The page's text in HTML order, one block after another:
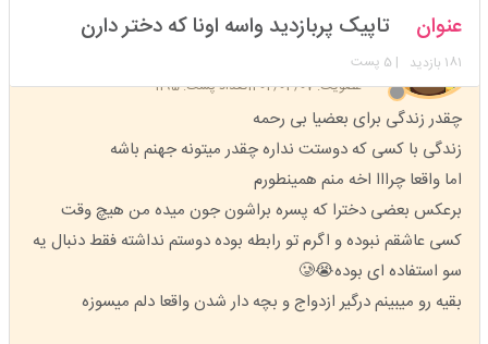
آیدامحمدی1356
عضویت: 1402/03/07 تعداد پست: 1195
عنوان تاپیک پربازدید واسه اونا که دختر دارن
181 بازدید | 5 پست
چقدر زندگی برای بعضیا بی رحمه
زندگی با کسی که دوستت نداره چقدر میتونه جهنم باشه
اما واقعا چرااا اخه منم همینطورم
برعکس بعضی دخترا که پسره براشون جون میده من هیچ وقت
کسی عاشقم نبوده و اگرم تو رابطه بوده دوستم نداشته فقط دنبال یه
سو استفاده ای بوده😭🥲
بقیه رو میبینم درگیر ازدواج و بچه دار شدن واقعا دلم میسوزه